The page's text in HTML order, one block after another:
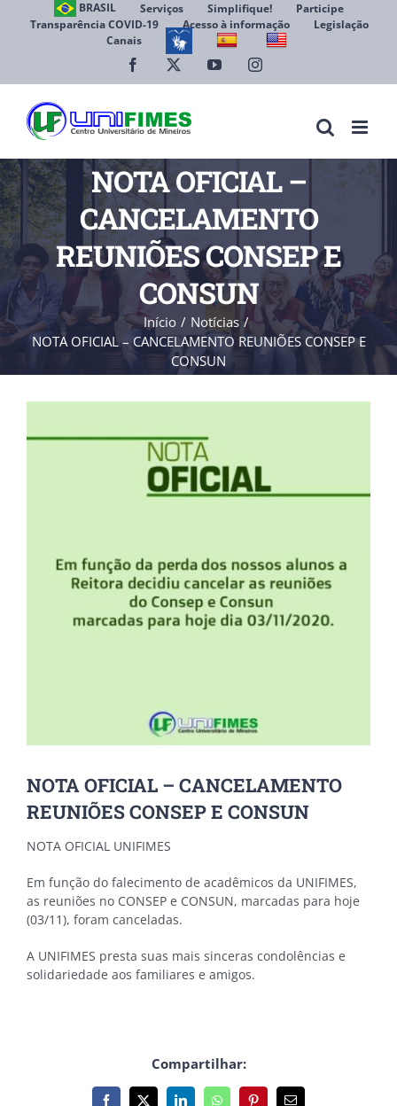
BRASIL Serviços Simplifique!
Participe
Transparência COVID-19
Acesso à informação
Legislação
Canais
Facebook YouTubeInstagram
NOTA OFICIAL –
CANCELAMENTO
REUNIÕES CONSEP E
CONSUN
Início
Notícias
NOTA OFICIAL – CANCELAMENTO REUNIÕES CONSEP E
CONSUN
NOTA OFICIAL – CANCELAMENTO
REUNIÕES CONSEP E CONSUN
NOTA OFICIAL UNIFIMES
Em função do falecimento de acadêmicos da UNIFIMES,
as reuniões no CONSEP e CONSUN, marcadas para hoje
(03/11), foram canceladas.
A UNIFIMES presta suas mais sinceras condolências e
solidariedade aos familiares e amigos.
Compartilhar: